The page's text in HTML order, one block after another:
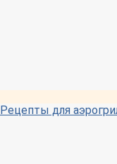
Рецепты для